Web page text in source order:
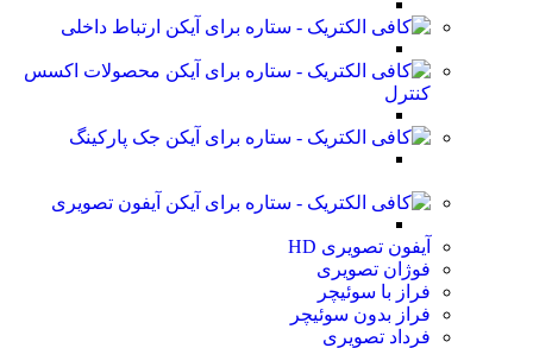
ارتباط داخلی
محصولات اکسس
کنترل
جک پارکینگ
آیفون تصویری
آیفون تصویری HD
فوژان تصویری
فراز با سوئیچر
فراز بدون سوئیچر
فرداد تصویری